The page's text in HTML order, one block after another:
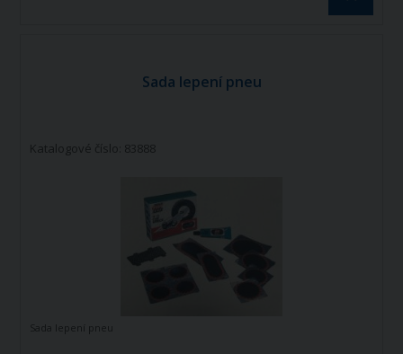
Sada lepení pneu
Katalogové číslo: 83888
Sada lepení pneu